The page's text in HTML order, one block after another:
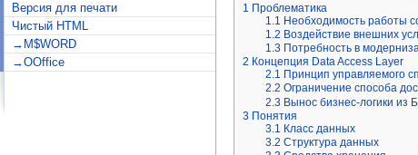
Версия для печати
Чистый HTML
→M$WORD
→OOffice
1 Проблематика
1.1 Необходимость работы
1.2 Воздействие внешних
1.3 Потребность в
2 Концепция Data Access Layer
2.1 Принцип управляемого
2.2 Ограничение способа
2.3 Вынос бизнес-логики из
3 Понятия
3.1 Класс данных
3.2 Структура данных